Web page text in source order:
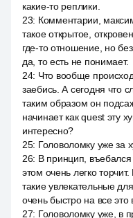
какие-то реплики.
23: Комментарии,
такое открытое,
где-то отношение, но
да, то есть не понимает.
24: Что вообще
заебись. А сегодня что
таким образом он
начинает как quest эту
интересно?
25: Головоломку уже за
26: В принцип, въебался
этом очень легко
такие увлекательные
очень быстро на все это
27: Головоломку уже, в